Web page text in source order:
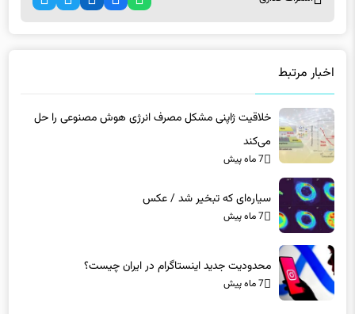
اخبار مرتبط
خلاقیت ژاپنی مشکل مصرف انرژی هوش مصنوعی را حل
می‌کند
7 ماه پیش
سیاره‌ای که تبخیر شد / عکس
7 ماه پیش
محدودیت جدید اینستاگرام در ایران چیست؟
7 ماه پیش